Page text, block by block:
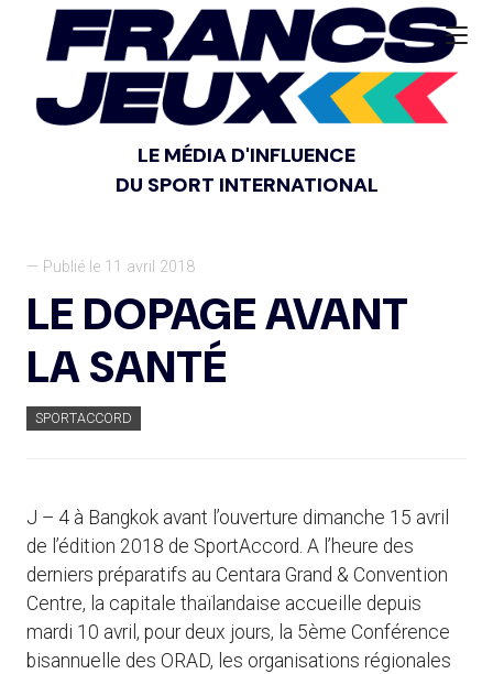
LE MÉDIA D'INFLUENCE
DU SPORT INTERNATIONAL
— Publié le 11 avril 2018
LE DOPAGE AVANT
LA SANTÉ
SPORTACCORD
J – 4 à Bangkok avant l’ouverture dimanche 15 avril
de l’édition 2018 de SportAccord. A l’heure des
derniers préparatifs au Centara Grand & Convention
Centre, la capitale thaïlandaise accueille depuis
mardi 10 avril, pour deux jours, la 5ème Conférence
bisannuelle des ORAD, les organisations régionales